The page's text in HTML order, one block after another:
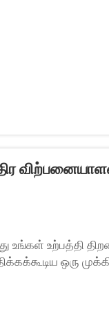
உங்கள் உற்பத்தி
ஒரு